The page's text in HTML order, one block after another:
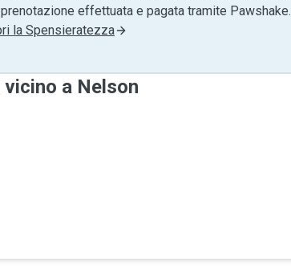
effettuata e pagata tramite Pawshake.
la Spensieratezza
a Nelson